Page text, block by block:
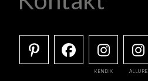
KENDIX ALLURE